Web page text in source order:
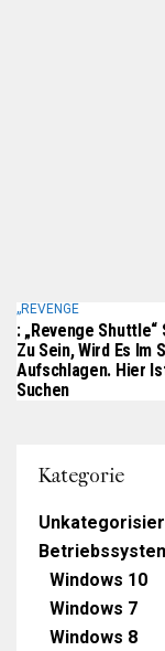
„REVENGE
: „Revenge
Zu Sein, Wird Es Im
Aufschlagen. Hier
Suchen
Kategorie
Windows 10
Windows 7
Windows 8